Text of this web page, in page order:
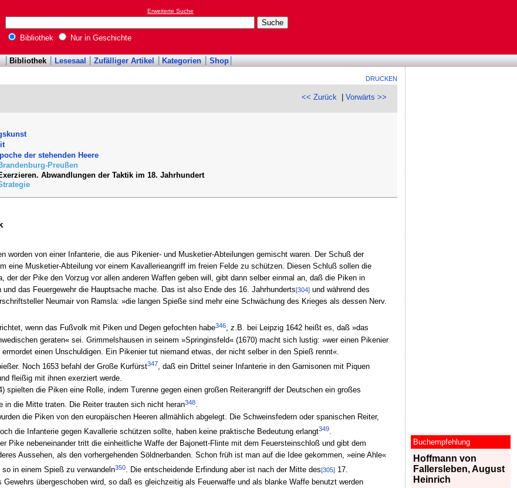
Erweiterte Suche
Bibliothek Nur in Geschichte
Bibliothek Lesesaal Zufälliger Artikel Kategorien Shop
DRUCKEN
<< Zurück |Vorwärts >>
der stehenden Heere
Preußen
Abwandlungen der Taktik im 18. Jahrhundert
worden von einer Infanterie, die aus Pikenier- und Musketier-Abteilungen gemischt waren. Der Schuß der
eine Musketier-Abteilung vor einem Kavallerieangriff im freien Felde zu schützen. Diesen Schluß sollen die
der der Pike den Vorzug vor allen anderen Waffen geben will, gibt dann selber einmal an, daß die Piken in
das Feuergewehr die Hauptsache mache. Das ist also Ende des 16. Jahrhunderts[304]und während des
Neumair von Ramsla: »die langen Spieße sind mehr eine Schwächung des Krieges als dessen Nerv.
wenn das Fußvolk mit Piken und Degen gefochten habe346, z.B. bei Leipzig 1642 heißt es, daß »das
geraten« sei. Grimmelshausen in seinem »Springinsfeld« (1670) macht sich lustig: »wer einen Pikenier
einen Unschuldigen. Ein Pikenier tut niemand etwas, der nicht selber in den Spieß rennt«.
Noch 1653 befahl der Große Kurfürst347, daß ein Drittel seiner Infanterie in den Garnisonen mit Piquen
fleißig mit ihnen exerziert werde.
spielten die Piken eine Rolle, indem Turenne gegen einen großen Reiterangriff der Deutschen ein großes
in die Mitte traten. Die Reiter trauten sich nicht heran348.
die Piken von den europäischen Heeren allmählich abgelegt. Die Schweinsfedern oder spanischen Reiter,
die Infanterie gegen Kavallerie schützen sollte, haben keine praktische Bedeutung erlangt349.
Pike nebeneinander tritt die einheitliche Waffe der Bajonett-Flinte mit dem Feuersteinschloß und gibt dem
Aussehen, als den vorhergehenden Söldnerbanden. Schon früh ist man auf die Idee gekommen, »eine Ahle«
in einem Spieß zu verwandeln350. Die entscheidende Erfindung aber ist nach der Mitte des[305]17.
übergeschoben wird, so daß es gleichzeitig als Feuerwaffe und als blanke Waffe benutzt werden
Buchempfehlung
Hoffmann von
Fallersleben, August
Heinrich